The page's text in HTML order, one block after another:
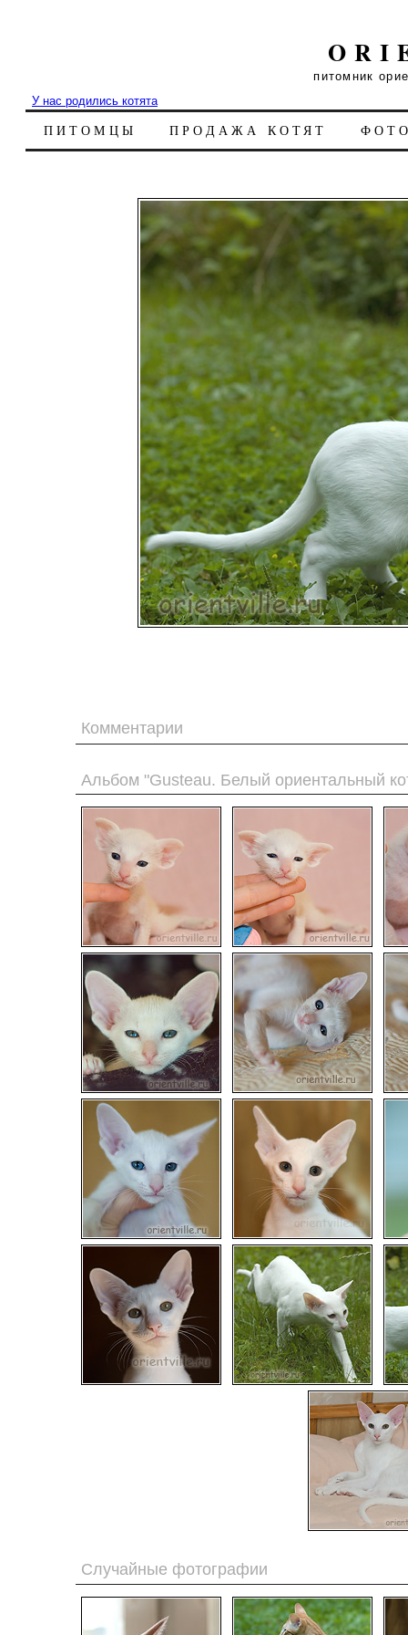
питомник
У нас родились котята
ПИТОМЦЫ ПРОДАЖА КОТЯТ
Комментарии
Альбом "Gusteau. Белый ориентальный
Случайные фотографии